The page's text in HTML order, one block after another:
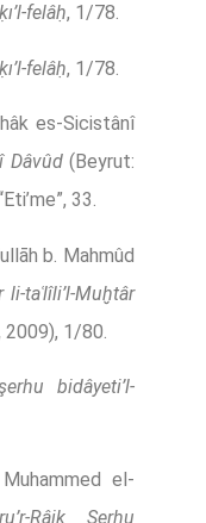
felâḥ, 1/78.
felâḥ, 1/78.
es-Sicistânî
Dâvûd(Beyrut:
33.
b. Mahmûd
li-taʿlîli’l-Muḫtâr
1/80.
bidâyeti’l-
el-
Râik Şerhu